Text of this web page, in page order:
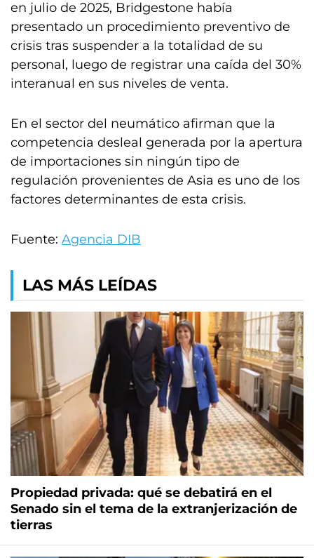
en julio de 2025, Bridgestone había
presentado un procedimiento preventivo de
crisis tras suspender a la totalidad de su
personal, luego de registrar una caída del 30%
interanual en sus niveles de venta.
En el sector del neumático afirman que la
competencia desleal generada por la apertura
de importaciones sin ningún tipo de
regulación provenientes de Asia es uno de los
factores determinantes de esta crisis.
Fuente: Agencia DIB
LAS MÁS LEÍDAS
Propiedad privada: qué se debatirá en el
Senado sin el tema de la extranjerización de
tierras